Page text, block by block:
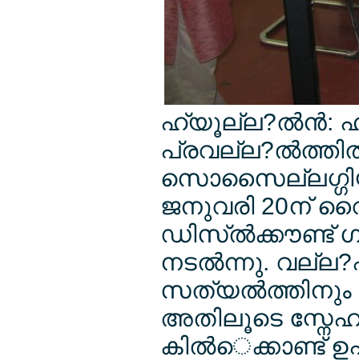
ഹ്യൂല്ല?ല്‍ന്‍:
ജനുവരി 20ന്
ഡിസ്ല്‍ക്കൗണ്ട്
നടല്‍ന്നു.
സത്യല്‍ത്തിനും
അതിലൂടെ
കില്‍െക്കാണ്ട്